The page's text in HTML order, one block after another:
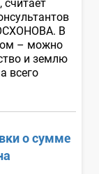
считает
В
– можно
и землю
всего
о сумме